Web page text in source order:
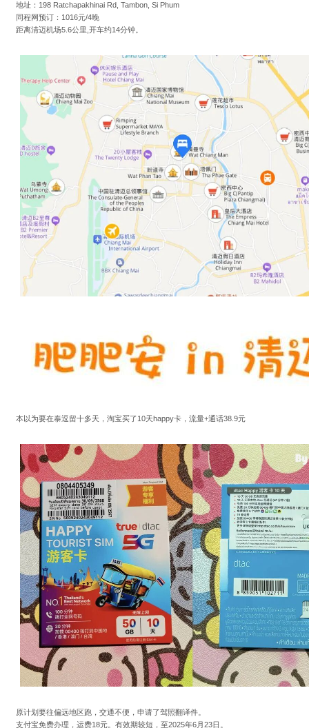
地址：198 Ratchapakhinai Rd, Tambon, Si Phum
同程网预订：1016元/4晚
距离清迈机场5.6公里,开车约14分钟。
本以为要在泰逗留十多天，淘宝买了10天happy卡，流量+通话38.9元
原计划要往偏远地区跑，交通不便，申请了驾照翻译件。
支付宝免费办理，运费18元。有效期较短，至2025年6月23日。